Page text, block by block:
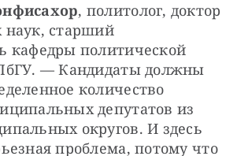
, политолог, доктор
наук, старший
кафедры политической
— Кандидаты должны
количество
депутатов из
округов. И здесь
проблема, потому что